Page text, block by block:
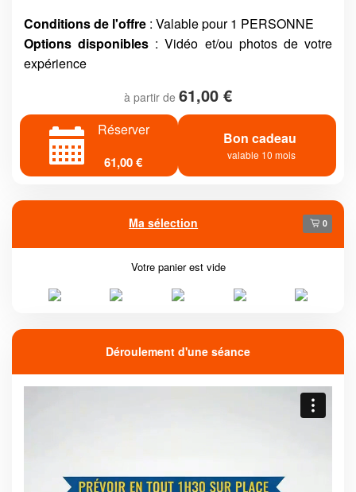
Conditions de l'offre : Valable pour 1 PERSONNE
Options disponibles : Vidéo et/ou photos de votre
expérience
à partir de 61,00 €
Réserver
61,00 €
Bon cadeau
valable 10 mois
Ma sélection 0
Votre panier est vide
Déroulement d'une séance